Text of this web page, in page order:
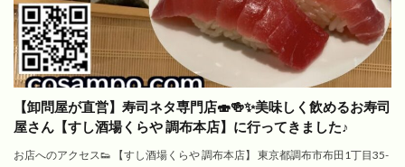
【卸問屋が直営】寿司ネタ専門店🍣🍻✨美味しく飲めるお寿司
屋さん【すし酒場くらや 調布本店】に行ってきました♪
お店へのアクセス👟 【すし酒場くらや 調布本店】 東京都調布市布田1丁目35-